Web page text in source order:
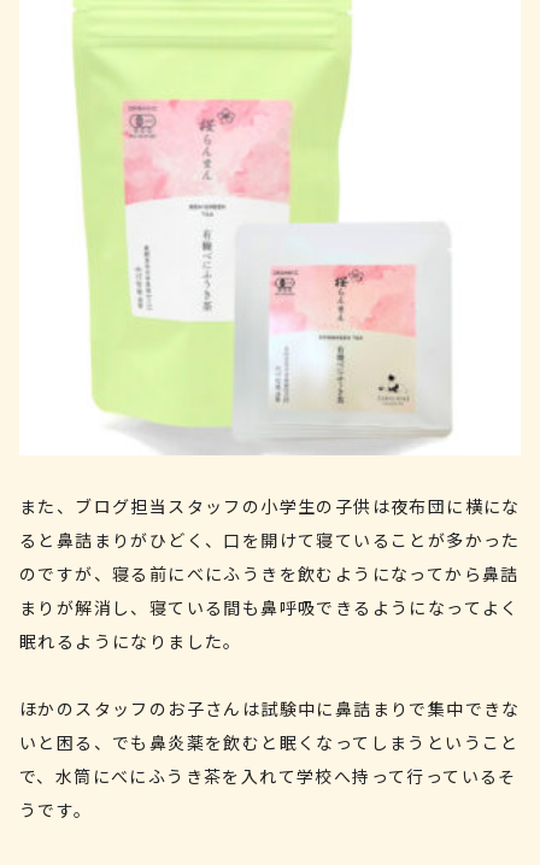
また、ブログ担当スタッフの小学生の子供は夜布団に横にな
ると鼻詰まりがひどく、口を開けて寝ていることが多かった
のですが、寝る前にべにふうきを飲むようになってから鼻詰
まりが解消し、寝ている間も鼻呼吸できるようになってよく
眠れるようになりました。
ほかのスタッフのお子さんは試験中に鼻詰まりで集中できな
いと困る、でも鼻炎薬を飲むと眠くなってしまうということ
で、水筒にべにふうき茶を入れて学校へ持って行っているそ
うです。